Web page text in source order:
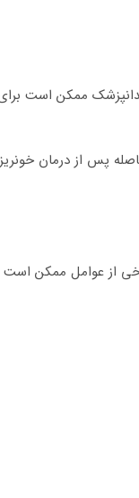
ممکن است
پس از درمان
از عوامل ممکن